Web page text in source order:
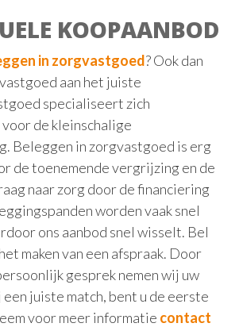
KOOPAANBOD
in zorgvastgoed? Ook dan
aan het juiste
specialiseert zich
de kleinschalige
Beleggen in zorgvastgoed is erg
de toenemende vergrijzing en de
naar zorg door de financiering
worden vaak snel
ons aanbod snel wisselt. Bel
maken van een afspraak. Door
gesprek nemen wij uw
juiste match, bent u de eerste
voor meer informatie contact